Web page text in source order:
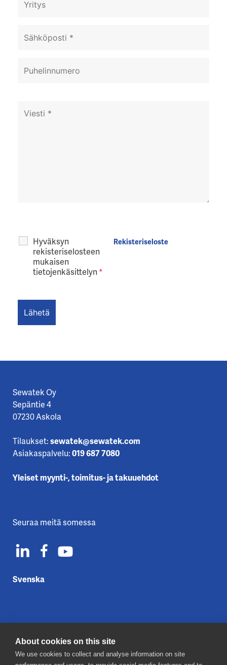
Hyväksyn
rekisteriselosteen
mukaisen
tietojenkäsittelyn*
Rekisteriseloste
Sewatek Oy
Sepäntie 4
07230 Askola
Tilaukset:sewatek@sewatek.com
Asiakaspalvelu:019 687 7080
Yleiset myynti-, toimitus- ja takuuehdot
Seuraa meitä somessa
Svenska
Ota yhteyttä
Tietosuojaseloste
About cookies on this site
We use cookies to collect and analyse information on site